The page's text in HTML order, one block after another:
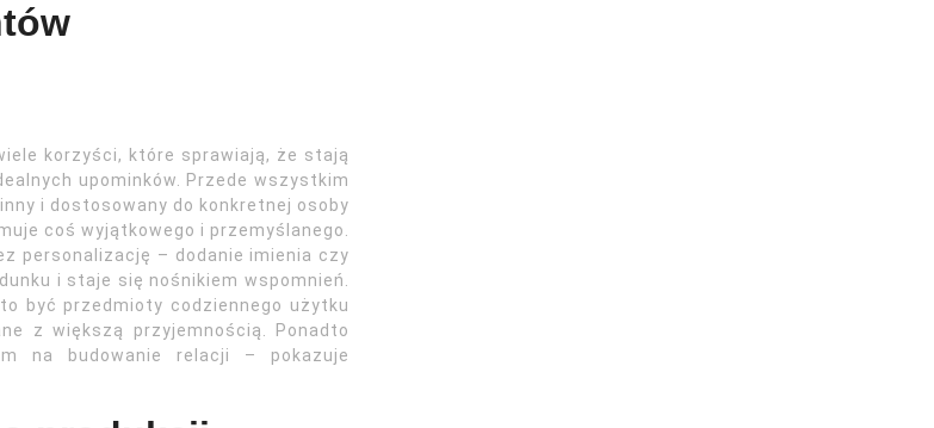
korzyści, które sprawiają, że stają
upominków. Przede wszystkim
i dostosowany do konkretnej osoby
coś wyjątkowego i przemyślanego.
personalizację – dodanie imienia czy
i staje się nośnikiem wspomnień.
być przedmioty codziennego użytku
z większą przyjemnością. Ponadto
na budowanie relacji – pokazuje